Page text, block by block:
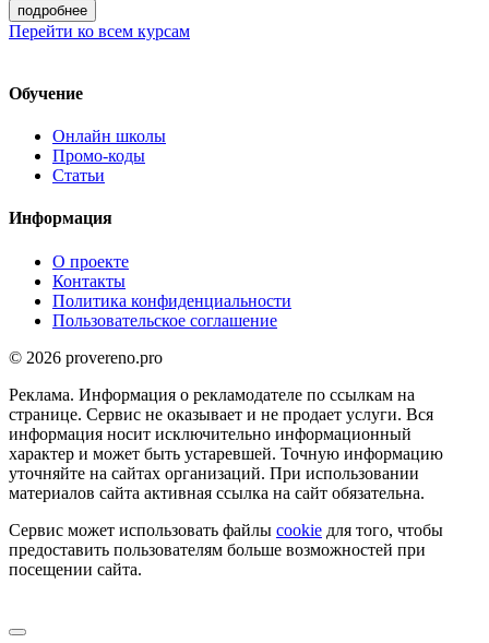
подробнее
Перейти ко всем курсам
Обучение
Онлайн школы
Промо-коды
Статьи
Информация
О проекте
Контакты
Политика конфиденциальности
Пользовательское соглашение
© 2026 provereno.pro
Реклама. Информация о рекламодателе по ссылкам на
странице. Сервис не оказывает и не продает услуги. Вся
информация носит исключительно информационный
характер и может быть устаревшей. Точную информацию
уточняйте на сайтах организаций. При использовании
материалов сайта активная ссылка на сайт обязательна.
Сервис может использовать файлы cookie для того, чтобы
предоставить пользователям больше возможностей при
посещении сайта.